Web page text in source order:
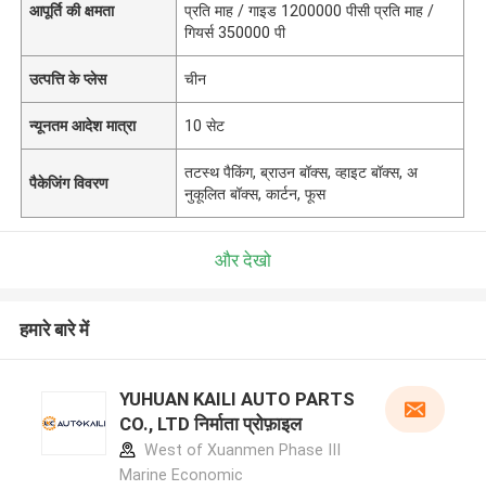
आपूर्ति की क्षमता
प्रति माह / गाइड 1200000 पीसी प्रति माह /
गियर्स 350000 पी
उत्पत्ति के प्लेस चीन
न्यूनतम आदेश मात्रा 10 सेट
पैकेजिंग विवरण
तटस्थ पैकिंग, ब्राउन बॉक्स, व्हाइट बॉक्स, अ
नुकूलित बॉक्स, कार्टन, फूस
और देखो
हमारे बारे में
YUHUAN KAILI AUTO PARTS
CO., LTD निर्माता प्रोफ़ाइल
West of Xuanmen Phase III
Marine Economic